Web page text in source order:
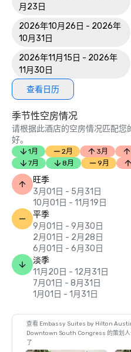
月23日
2026年10月26日 - 2026年
10月31日
2026年11月15日 - 2026年
11月30日
查看日历
季节性空房情况
请根据此酒店的空房情况匹配
好。
1月 2月 3月
7月
8月 9月
旺季
3月01日 - 5月31日
10月01日 - 11月19日
平季
9月01日 - 9月30日
2月01日 - 2月28日
6月01日 - 6月30日
淡季
11月20日 - 12月31日
7月01日 - 8月31日
1月01日 - 1月31日
查看 Embassy Suites by Hilton
Downtown South Congress 的策划人
了